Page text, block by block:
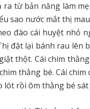
từ bản năng làm
sao nước mắt thị
đào cái huyệt nhỏ
đặt lại bánh rau
thột. Cái chim
thằng bé. Cái
lót rồi ôm thằng bé